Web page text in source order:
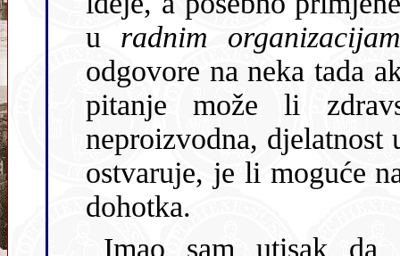
u radnim
odgovore na neka tada
pitanje može li zdravstvena služba kao društvena, ali
neproizvodna, djelatnost uopće ostvarivati
ostvaruje, je li moguće na njeno
dohotka.
Imao sam utisak da su se